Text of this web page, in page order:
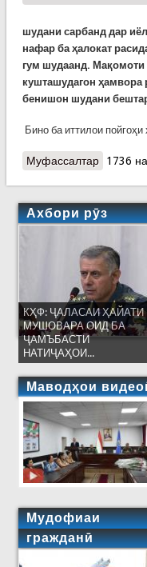
шудани сарбанд дар
нафар ба ҳалокат
гум шудаанд.
кушташудагон ҳамвора
бенишон шудани
Бино ба иттилои
Муфассалтаро1736
Ахбори рӯз
КҲФ: ҶАЛАСАИ ҲАЙАТИ
МУШОВАРА ОИД БА
ҶАМЪБАСТИ
НАТИҶАҲОИ...
Маводҳои
Мудофиаи
гражданӣ